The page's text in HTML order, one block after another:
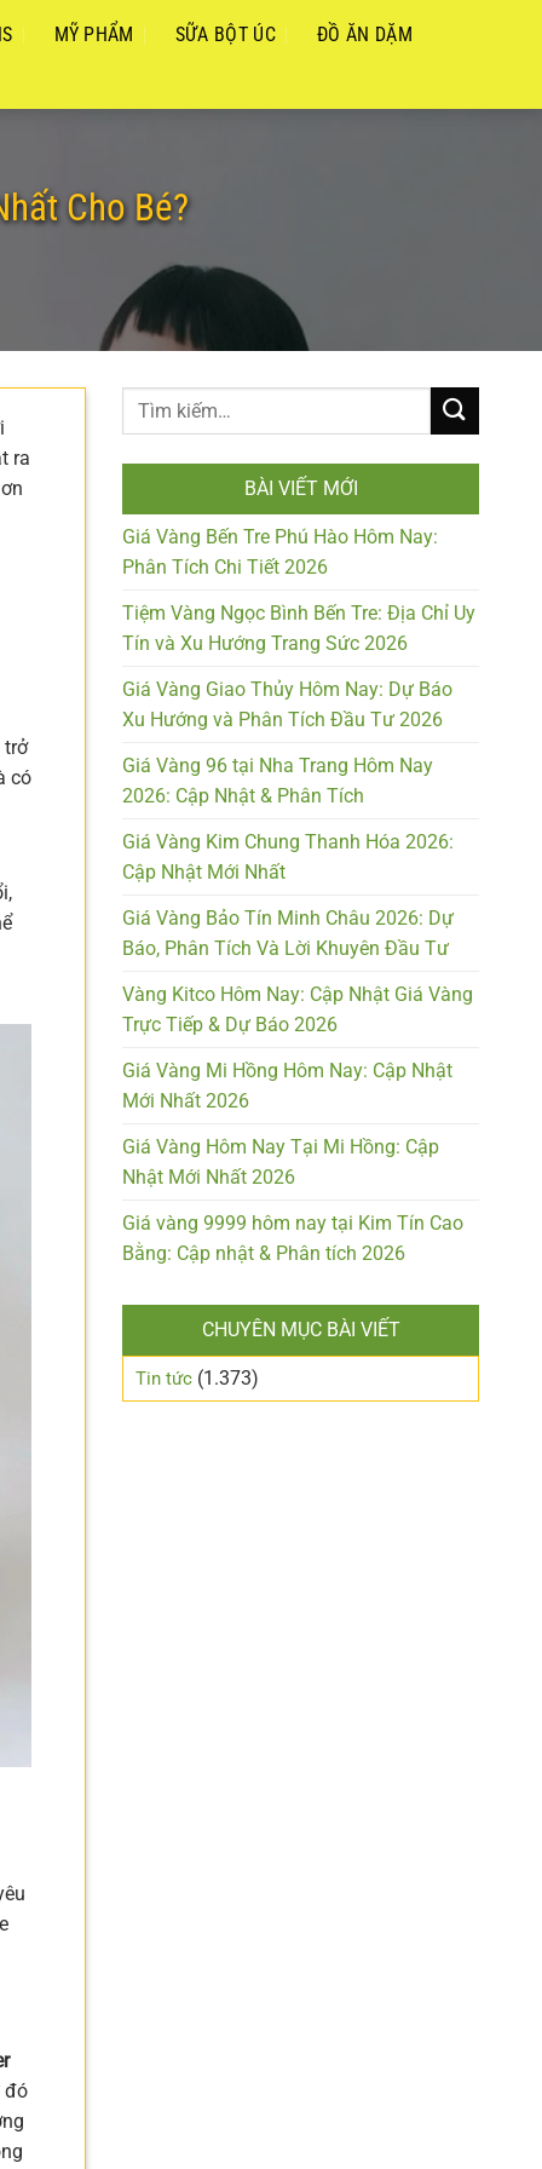
MỸ PHẨM SỮA BỘT ÚC
ĐỒ ĂN DẶM
Cho Bé?
ra
trở
có
đó
BÀI VIẾT MỚI
Giá Vàng Bến Tre Phú Hào Hôm Nay:
Phân Tích Chi Tiết 2026
Tiệm Vàng Ngọc Bình Bến Tre: Địa Chỉ Uy
Tín và Xu Hướng Trang Sức 2026
Giá Vàng Giao Thủy Hôm Nay: Dự Báo
Xu Hướng và Phân Tích Đầu Tư 2026
Giá Vàng 96 tại Nha Trang Hôm Nay
2026: Cập Nhật & Phân Tích
Giá Vàng Kim Chung Thanh Hóa 2026:
Cập Nhật Mới Nhất
Giá Vàng Bảo Tín Minh Châu 2026: Dự
Báo, Phân Tích Và Lời Khuyên Đầu Tư
Vàng Kitco Hôm Nay: Cập Nhật Giá Vàng
Trực Tiếp & Dự Báo 2026
Giá Vàng Mi Hồng Hôm Nay: Cập Nhật
Mới Nhất 2026
Giá Vàng Hôm Nay Tại Mi Hồng: Cập
Nhật Mới Nhất 2026
Giá vàng 9999 hôm nay tại Kim Tín Cao
Bằng: Cập nhật & Phân tích 2026
CHUYÊN MỤC BÀI VIẾT
Tin tức (1.373)